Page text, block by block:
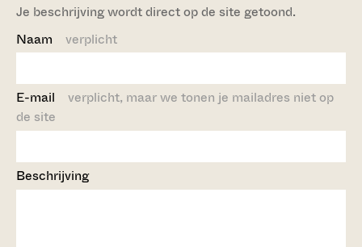
Je beschrijving wordt direct op de site getoond.
Naam verplicht
E-mail verplicht, maar we tonen je mailadres niet op
de site
Beschrijving